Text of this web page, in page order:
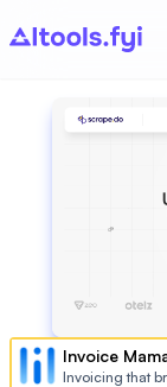
Invoice
Invoicing that